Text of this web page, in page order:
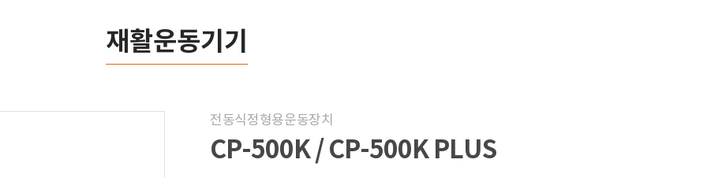
재활운동기기
전동식정형용운동장치
CP-500K / CP-500K PLUS